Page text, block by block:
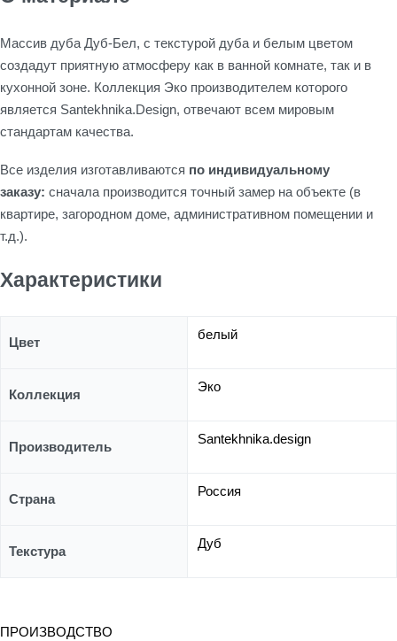
Массив дуба Дуб-Бел, с текстурой дуба и белым цветом
создадут приятную атмосферу как в ванной комнате, так и в
кухонной зоне. Коллекция Эко производителем которого
является Santekhnika.Design, отвечают всем мировым
стандартам качества.
Все изделия изготавливаются по индивидуальному
заказу: сначала производится точный замер на объекте (в
квартире, загородном доме, административном помещении и
т.д.).
Характеристики
Цвет
белый
Коллекция
Эко
Производитель
Santekhnika.design
Страна
Россия
Текстура
Дуб
ПРОИЗВОДСТВО